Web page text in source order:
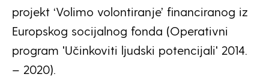
projekt ‘Volimo volontiranje’ financiranog iz
Europskog socijalnog fonda (Operativni
program ʹUčinkoviti ljudski potencijaliʹ 2014.
– 2020).